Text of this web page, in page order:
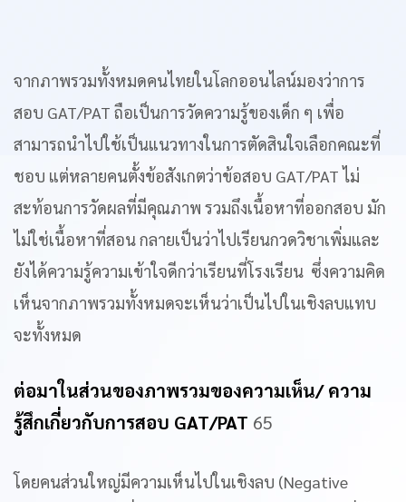
จากภาพรวมทั้งหมดคนไทยในโลกออนไลน์มองว่าการ
สอบ GAT/PAT ถือเป็นการวัดความรู้ของเด็ก ๆ เพื่อ
สามารถนำไปใช้เป็นแนวทางในการตัดสินใจเลือกคณะที่
ชอบ แต่หลายคนตั้งข้อสังเกตว่าข้อสอบ GAT/PAT ไม่
สะท้อนการวัดผลที่มีคุณภาพ รวมถึงเนื้อหาที่ออกสอบ มัก
ไม่ใช่เนื้อหาที่สอน กลายเป็นว่าไปเรียนกวดวิชาเพิ่มและ
ยังได้ความรู้ความเข้าใจดีกว่าเรียนที่โรงเรียน ซึ่งความคิด
เห็นจากภาพรวมทั้งหมดจะเห็นว่าเป็นไปในเชิงลบแทบ
จะทั้งหมด
ต่อมาในส่วนของภาพรวมของความเห็น/ ความ
รู้สึกเกี่ยวกับการสอบ GAT/PAT 65
โดยคนส่วนใหญ่มีความเห็นไปในเชิงลบ (Negative